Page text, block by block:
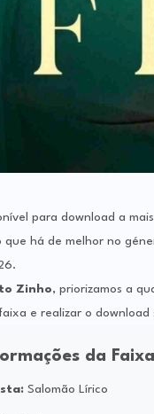
para download a
que há de melhor no
Zinho, priorizamos a
e realizar o
da Faixa
Salomão Lírico